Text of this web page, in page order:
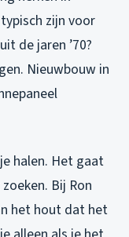
zijn voor
de jaren ’70?
Nieuwbouw in
halen. Het gaat
Bij Ron
het hout dat het